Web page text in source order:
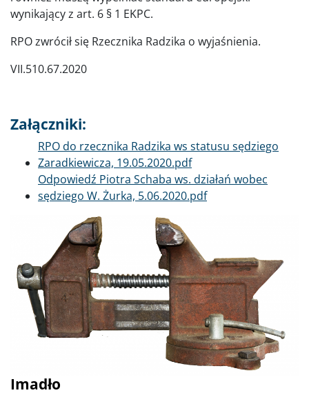
wynikający z art. 6 § 1 EKPC.
RPO zwrócił się Rzecznika Radzika o wyjaśnienia.
VII.510.67.2020
Załączniki:
Dokument
RPO do rzecznika Radzika ws statusu sędziego
Zaradkiewicza, 19.05.2020.pdf
Dokument
Odpowiedź Piotra Schaba ws. działań wobec
sędziego W. Żurka, 5.06.2020.pdf
Imadło
Poprzednie Dalej